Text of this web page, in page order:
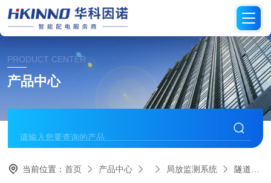
PRODUCT CENTER
产品中心
当前位置：首页 产品中心 局放监测系统 隧道高压电缆局部放电在线监测系统-简介